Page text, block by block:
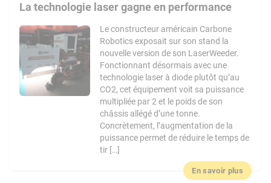
La technologie laser gagne en performance
Le constructeur américain Carbone
Robotics exposait sur son stand la
nouvelle version de son LaserWeeder.
Fonctionnant désormais avec une
technologie laser à diode plutôt qu’au
CO2, cet équipement voit sa puissance
multipliée par 2 et le poids de son
châssis allégé d’une tonne.
Concrètement, l’augmentation de la
puissance permet de réduire le temps de
tir […]
En savoir plus